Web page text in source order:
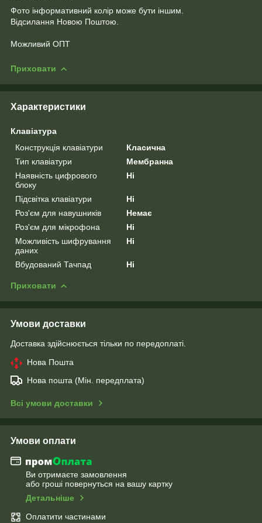
Фото інформативний колір може бути іншим.
Відсилання Новою Поштою.
Можливий ОПТ
Приховати
Характеристики
Клавіатура
Конструкція клавіатури
Класична
Тип клавіатури
Мембранна
Наявність цифрового
блоку
Ні
Підсвітка клавіатури
Ні
Роз'єм для навушників
Немає
Роз'єм для мікрофона
Ні
Можливість шифрування
даних
Ні
Вбудований Тачпад Ні
Приховати
Умови доставки
Доставка здійснюється тільки по передоплаті.
Нова Пошта
Нова пошта (Мін. передплата)
Всі умови доставки
Умови оплати
Ви отримаєте замовлення
або гроші повернуться на вашу картку
Детальніше
Оплатити частинами